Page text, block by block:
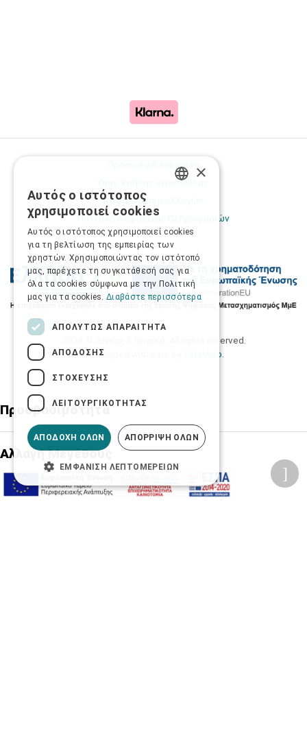
Προσωπικά δεδομένα
Όροι Χρήσης Ιστοσελίδας
Ασφάλεια συναλλαγών
Πολιτική Ασφάλειας Πληροφοριών
2026 © Δίγκας Γ. Ιατρικά. All rights reserved.
Developed with care by
Totalweb
Προσβασιμότητα
Αλλαγή Μεγέθους
A- A+
A
×
Αυτός ο ιστότοπος
χρησιμοποιεί cookies
Αυτός ο ιστότοπος χρησιμοποιεί cookies
για τη βελτίωση της εμπειρίας των
χρηστών. Χρησιμοποιώντας τον ιστότοπό
μας, παρέχετε τη συγκατάθεσή σας για
όλα τα cookies σύμφωνα με την Πολιτική
μας για τα cookies. Διαβάστε περισσότερα
ΑΠΟΛΎΤΩΣ ΑΠΑΡΑΊΤΗΤΑ
ΑΠΌΔΟΣΗΣ
ΣΤΌΧΕΥΣΗΣ
ΛΕΙΤΟΥΡΓΙΚΌΤΗΤΑΣ
ΑΠΟΔΟΧΉ ΌΛΩΝ ΑΠΌΡΡΙΨΗ ΌΛΩΝ
ΕΜΦΆΝΙΣΗ ΛΕΠΤΟΜΕΡΕΙΏΝ